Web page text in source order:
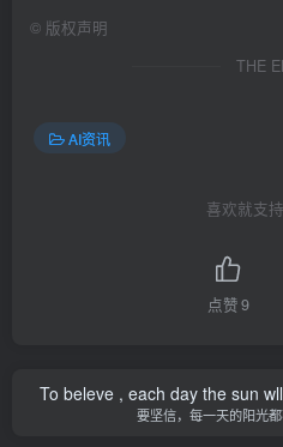
© 版权声明
THE
AI资讯
喜欢就支
点赞9
To beleve , each day the sun
要坚信，每一天的阳光